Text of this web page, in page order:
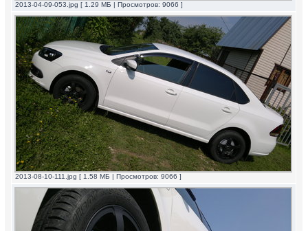
2013-04-09-053.jpg [ 1.29 МБ | Просмотров: 9066 ]
2013-08-10-111.jpg [ 1.58 МБ | Просмотров: 9066 ]